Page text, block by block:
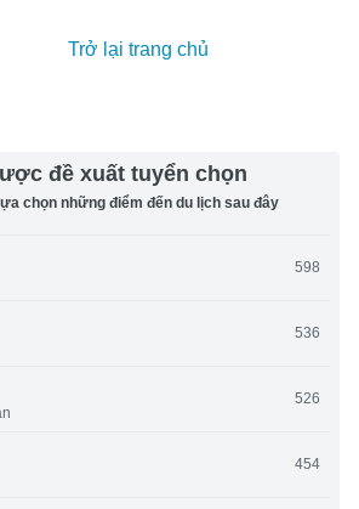
Trở lại trang chủ
đề xuất tuyển chọn
chọn những điểm đến du lịch sau đây
598
536
526
454